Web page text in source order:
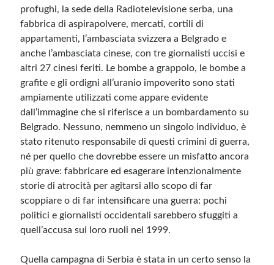
profughi, la sede della Radiotelevisione serba, una
fabbrica di aspirapolvere, mercati, cortili di
appartamenti, l’ambasciata svizzera a Belgrado e
anche l’ambasciata cinese, con tre giornalisti uccisi e
altri 27 cinesi feriti. Le bombe a grappolo, le bombe a
grafite e gli ordigni all’uranio impoverito sono stati
ampiamente utilizzati come appare evidente
dall’immagine che si riferisce a un bombardamento su
Belgrado. Nessuno, nemmeno un singolo individuo, è
stato ritenuto responsabile di questi crimini di guerra,
né per quello che dovrebbe essere un misfatto ancora
più grave: fabbricare ed esagerare intenzionalmente
storie di atrocità per agitarsi allo scopo di far
scoppiare o di far intensificare una guerra: pochi
politici e giornalisti occidentali sarebbero sfuggiti a
quell’accusa sui loro ruoli nel 1999.
Quella campagna di Serbia è stata in un certo senso la